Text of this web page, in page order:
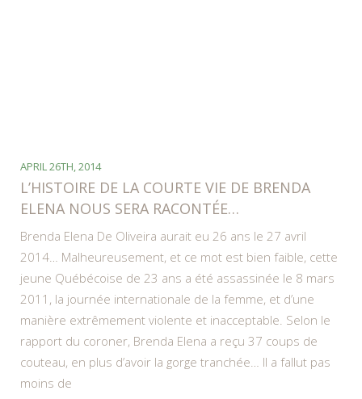
APRIL 26TH, 2014
L’HISTOIRE DE LA COURTE VIE DE BRENDA
ELENA NOUS SERA RACONTÉE…
Brenda Elena De Oliveira aurait eu 26 ans le 27 avril
2014… Malheureusement, et ce mot est bien faible, cette
jeune Québécoise de 23 ans a été assassinée le 8 mars
2011, la journée internationale de la femme, et d’une
manière extrêmement violente et inacceptable. Selon le
rapport du coroner, Brenda Elena a reçu 37 coups de
couteau, en plus d’avoir la gorge tranchée… Il a fallut pas
moins de